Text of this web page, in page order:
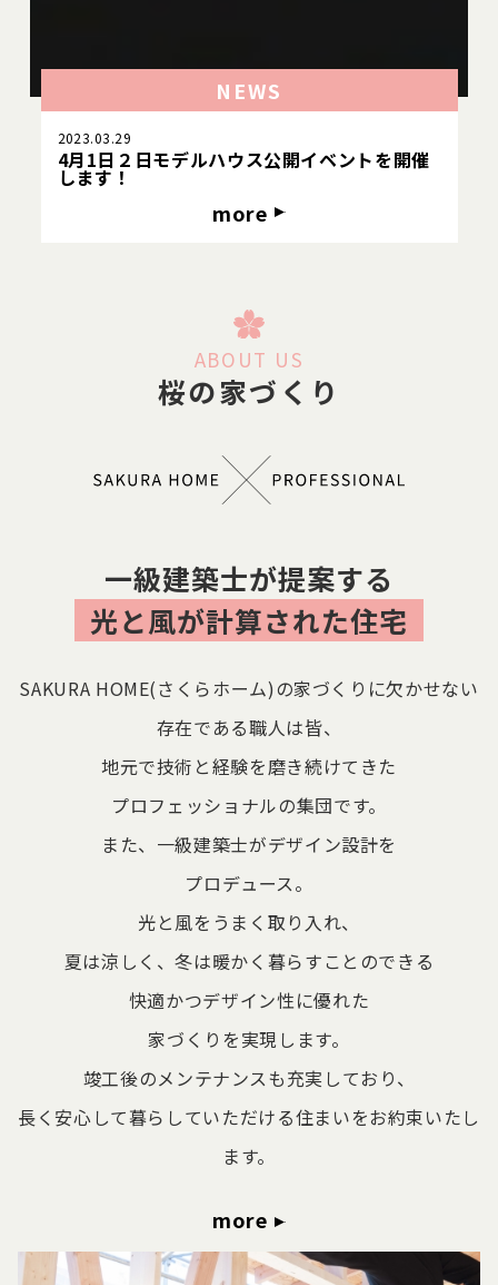
NEWS
2023.03.29
4月1日２日モデルハウス公開イベントを開催
します！
more
桜の家づくり
ABOUT US
一級建築士が提案する
光と風が計算された住宅
SAKURA HOME(さくらホーム)の家づくりに欠かせない
存在である職人は皆、
地元で技術と経験を磨き続けてきた
プロフェッショナルの集団です。
また、一級建築士がデザイン設計を
プロデュース。
光と風をうまく取り入れ、
夏は涼しく、冬は暖かく暮らすことのできる
快適かつデザイン性に優れた
家づくりを実現します。
竣工後のメンテナンスも充実しており、
長く安心して暮らしていただける住まいをお約束いたし
ます。
more